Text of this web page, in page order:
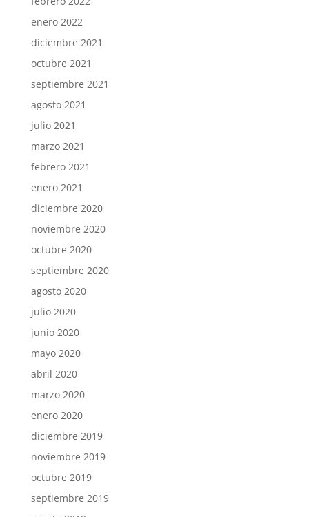
enero 2022
diciembre 2021
octubre 2021
septiembre 2021
agosto 2021
julio 2021
marzo 2021
febrero 2021
enero 2021
diciembre 2020
noviembre 2020
octubre 2020
septiembre 2020
agosto 2020
julio 2020
junio 2020
mayo 2020
abril 2020
marzo 2020
enero 2020
diciembre 2019
noviembre 2019
octubre 2019
septiembre 2019